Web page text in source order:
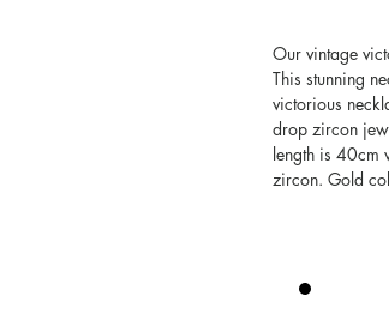
Our vintage
This stunning
victorious
drop zircon
length is 40cm
zircon. Gold